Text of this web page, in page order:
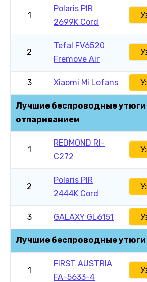
1
Polaris PIR
2699K Cord
2
Tefal FV6520
Fremove Air
3 Xiaomi Mi Lofans
Лучшие беспроводные утюги
отпариванием
1
REDMOND RI-
C272
2
Polaris PIR
2444K Cord
3 GALAXY GL6151
Лучшие беспроводные утюги
1
FIRST AUSTRIA
FA-5633-4